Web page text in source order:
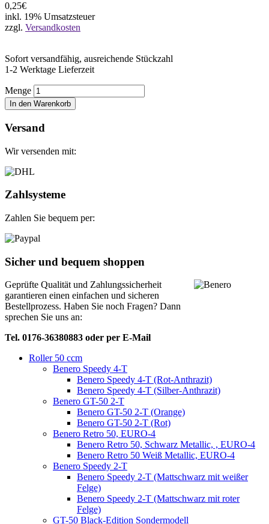
0,25€
inkl. 19% Umsatzsteuer
zzgl. Versandkosten
Sofort versandfähig, ausreichende Stückzahl
1-2 Werktage Lieferzeit
Menge
In den Warenkorb
Versand
Wir versenden mit:
Zahlsysteme
Zahlen Sie bequem per:
Sicher und bequem shoppen
Geprüfte Qualität und Zahlungssicherheit
garantieren einen einfachen und sicheren
Bestellprozess. Haben Sie noch Fragen? Dann
sprechen Sie uns an:
Tel. 0176-36380883 oder per E-Mail
Roller 50 ccm
Benero Speedy 4-T
Benero Speedy 4-T (Rot-Anthrazit)
Benero Speedy 4-T (Silber-Anthrazit)
Benero GT-50 2-T
Benero GT-50 2-T (Orange)
Benero GT-50 2-T (Rot)
Benero Retro 50, EURO-4
Benero Retro 50, Schwarz Metallic, , EURO-4
Benero Retro 50 Weiß Metallic, EURO-4
Benero Speedy 2-T
Benero Speedy 2-T (Mattschwarz mit weißer
Felge)
Benero Speedy 2-T (Mattschwarz mit roter
Felge)
GT-50 Black-Edition Sondermodell